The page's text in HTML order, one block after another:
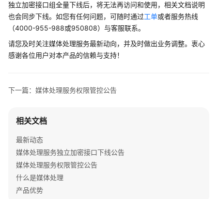
加
密
接
口
下
体
理
服
务
限
管
独立加密接口组全量下线后，将无法再访问和使用，相关文档说明
也会同步下线。如您有任何问题，可随时通过工单或者服务热线
（4000-955-988或950808）与客服联系。
请您及时关注媒体处理服务最新动向，并及时做出业务调整。衷心
感谢各位用户对本产品的信赖与支持！
下一篇：媒体处理服务权限管控公告
相关文档
最新动态
媒体处理服务独立加密接口下线公告
媒体处理服务权限管控公告
什么是媒体处理
产品优势